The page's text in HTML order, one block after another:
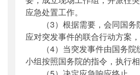
应急处置工作。
（3）根据需要，会同国务
应对突发事件的联合行动方案，
（4）当突发事件由国务院
小组按照国务院的指令，执行相